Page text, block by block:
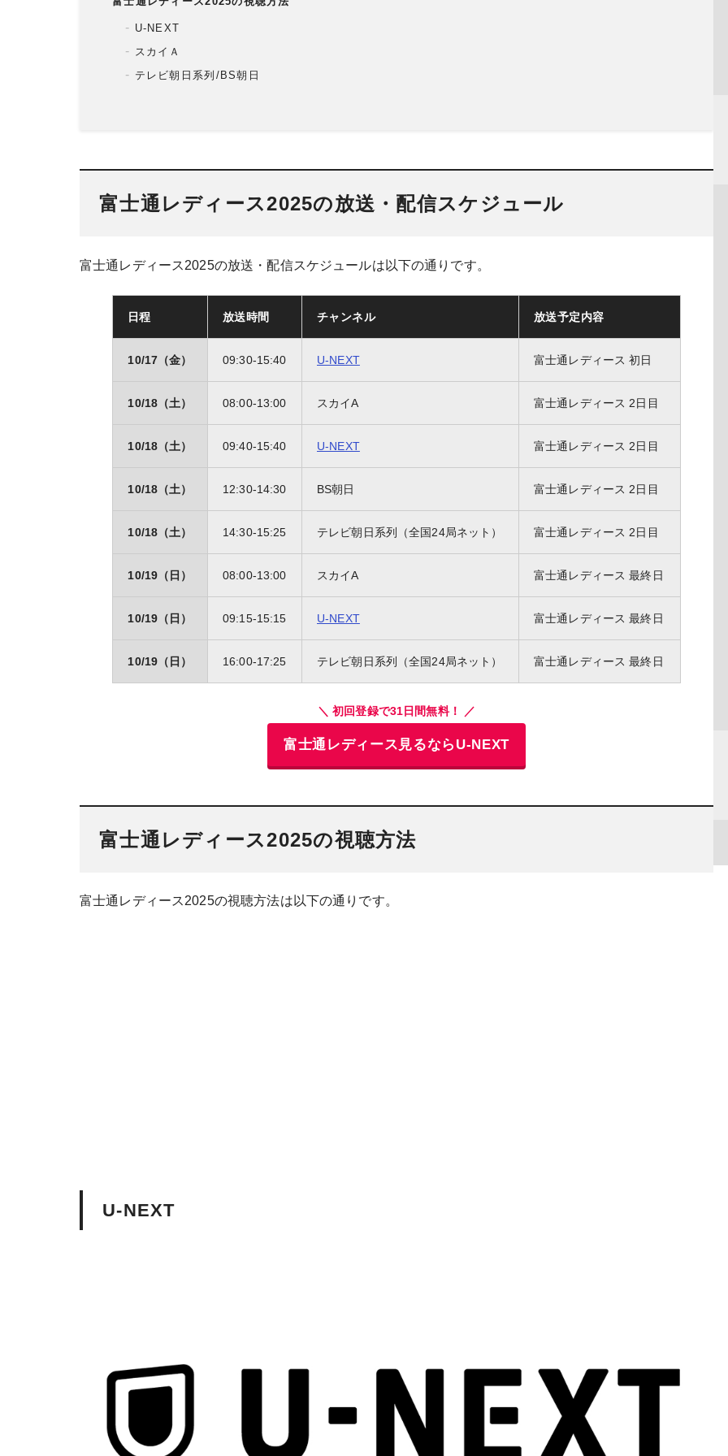
U-NEXT
スカイＡ
テレビ朝日系列/BS朝日
富士通レディース2025の放送・配信スケジュール
富士通レディース2025の放送・配信スケジュールは以下の通りです。
日程 放送時間 チャンネル 放送予定内容
10/17（金） 09:30-15:40 U-NEXT 富士通レディース 初日
10/18（土） 08:00-13:00 スカイA 富士通レディース 2日目
10/18（土） 09:40-15:40 U-NEXT 富士通レディース 2日目
10/18（土） 12:30-14:30 BS朝日 富士通レディース 2日目
10/18（土） 14:30-15:25 テレビ朝日系列（全国24局ネット） 富士通レディース 2日目
10/19（日） 08:00-13:00 スカイA 富士通レディース 最終日
10/19（日） 09:15-15:15 U-NEXT 富士通レディース 最終日
10/19（日） 16:00-17:25 テレビ朝日系列（全国24局ネット） 富士通レディース 最終日
＼ 初回登録で31日間無料！ ／
富士通レディース見るならU-NEXT
富士通レディース2025の視聴方法
富士通レディース2025の視聴方法は以下の通りです。
U-NEXT